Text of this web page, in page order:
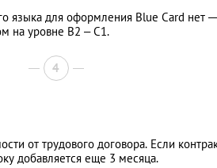
для оформления Blue Card нет —
на уровне B2 – C1.
4
от трудового договора. Если
добавляется еще 3 месяца.